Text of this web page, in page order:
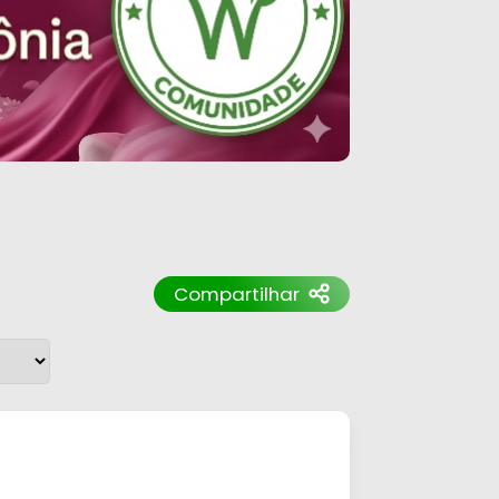
Compartilhar